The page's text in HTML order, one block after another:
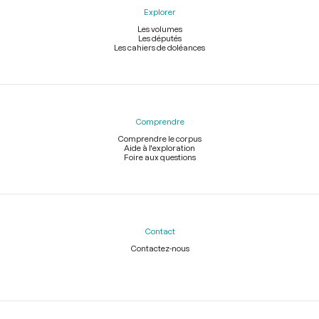
Explorer
Les volumes
Les députés
Les cahiers de doléances
Comprendre
Comprendre le corpus
Aide à l'exploration
Foire aux questions
Contact
Contactez-nous
Légal